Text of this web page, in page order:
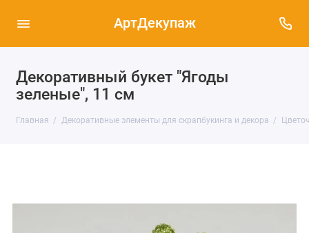
АртДекупаж
Декоративный букет "Ягоды
зеленые", 11 см
Главная Декоративные элементы для скрапбукинга и декора